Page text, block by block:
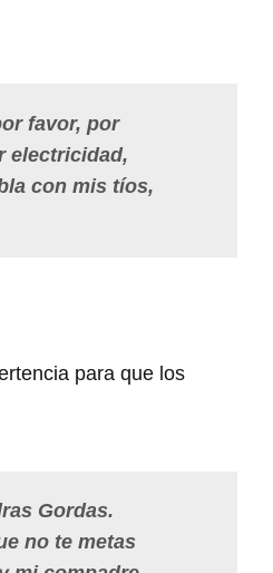
favor, por
electricidad,
con mis tíos,
para que los
Gordas.
no te metas